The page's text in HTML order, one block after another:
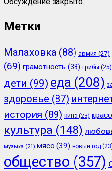
Метки
Малаховка (88) армия (27)
(69) грамотность (38) грибы (25)
дети (99) еда (208)
здоровье (87)
история (89) кино (23)
культура (148)
музыка (21) мясо (39) новый год (23)
общество (357)